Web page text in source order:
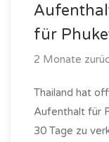
für
2 Monate
Thailand hat
Aufenthalt für
30 Tage zu